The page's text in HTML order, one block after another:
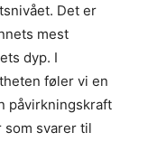
Det er
mest
dyp. I
føler vi en
påvirkningskraft
som svarer til